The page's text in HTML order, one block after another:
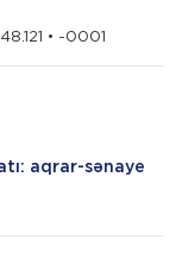
• -0001
aqrar-sənaye